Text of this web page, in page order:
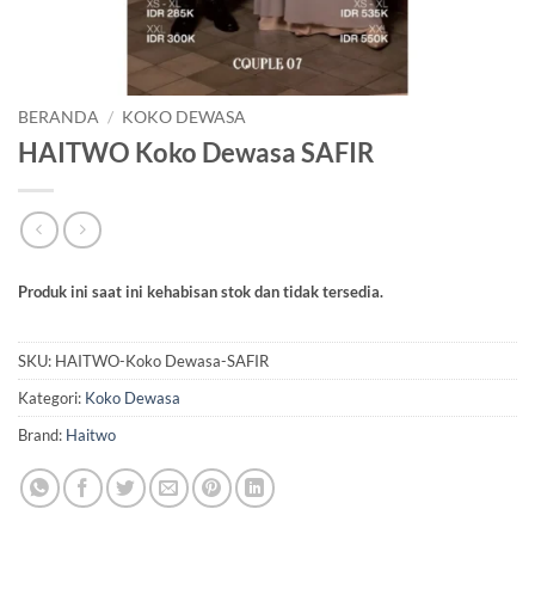
BERANDA / KOKO DEWASA
HAITWO Koko Dewasa SAFIR
Produk ini saat ini kehabisan stok dan tidak tersedia.
SKU: HAITWO-Koko Dewasa-SAFIR
Kategori: Koko Dewasa
Brand: Haitwo